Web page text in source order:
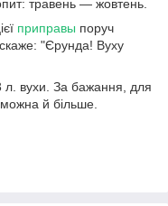
травень — жовтень.
приправы поруч
"Єрунда! Вуху
л. вухи. За бажання, для
й більше.